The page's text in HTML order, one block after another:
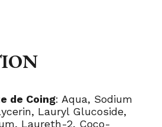
de Coing: Aqua, Sodium
Lauryl Glucoside,
Laureth-2, Coco-